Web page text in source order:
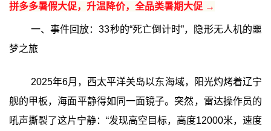
拼多多暑假大促，升温降价，全品类暑期大促 →
一、事件回放：33秒的“死亡倒计时”，隐形无人机的噩
梦之旅
2025年6月，西太平洋关岛以东海域，阳光灼烤着辽宁
舰的甲板，海面平静得如同一面镜子。突然，雷达操作员的
吼声撕裂了这片宁静：“发现高空目标，高度12000米，速度